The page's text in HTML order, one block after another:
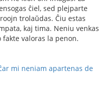
ĉiel, sed plejparte
trolaŭdas. Ĉiu estas
kaj tima. Neniu venkas
valoras la penon.
mi neniam apartenas de